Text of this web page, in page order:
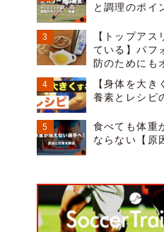
と調理のポイ
【トップア
ている】パフ
防のためにも
【身体を大
養素とレシピ
食べても体重
ならない【原